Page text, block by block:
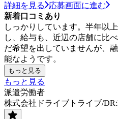
詳細を見る
応募画面に進む
新着口コミあり
しっかりしています。半年以
し、給与も、近辺の店舗に比
だ希望を出していませんが、
能なようです。
もっと見る
もっと見る
派遣労働者
株式会社ドライブトライブ/